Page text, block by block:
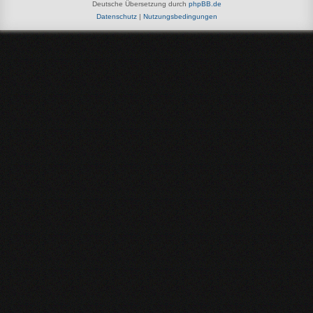
Deutsche Übersetzung durch phpBB.de
Datenschutz| Nutzungsbedingungen